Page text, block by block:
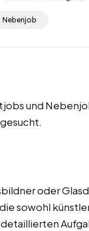
Nebenjob
und
oder
sowohl